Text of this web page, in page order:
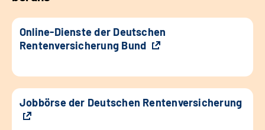
Online-Dienste der Deutschen
Rentenversicherung Bund
Jobbörse der Deutschen Rentenversicherung